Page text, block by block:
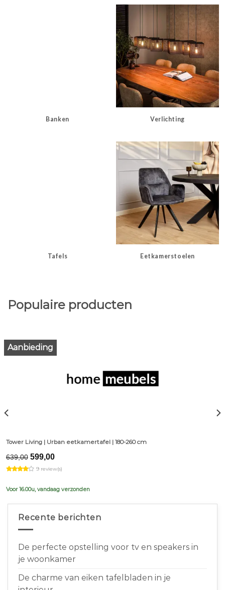
Banken Verlichting
Tafels Eetkamerstoelen
Populaire producten
Aanbieding
Tower Living | Urban eetkamertafel | 180-260 cm
639,00 Original
price
was:
599,00Current
is:
9 review(s)
Voor 16.00u, vandaag verzonden
Recente berichten
De perfecte opstelling voor tv en speakers in
je woonkamer
De charme van eiken tafelbladen in je